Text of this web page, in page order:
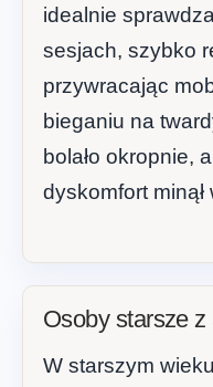
idealnie
sesjach, szybko
przywracając
bieganiu na
bolało okropnie,
dyskomfort minął
Osoby starsze
W starszym